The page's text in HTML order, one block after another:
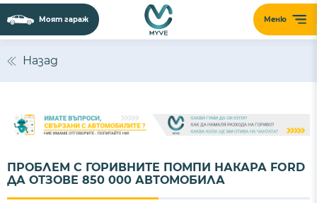
Меню
Моят гараж
Назад
ПРОБЛЕМ С ГОРИВНИТЕ ПОМПИ НАКАРА FORD
ДА ОТЗОВЕ 850 000 АВТОМОБИЛА